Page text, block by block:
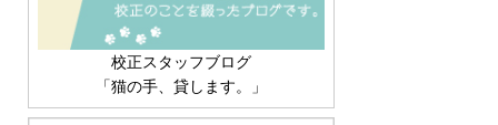
校正スタッフブログ
「猫の手、貸します。」